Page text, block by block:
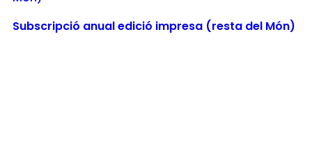
Subscripció anual edició impresa (resta del Món)